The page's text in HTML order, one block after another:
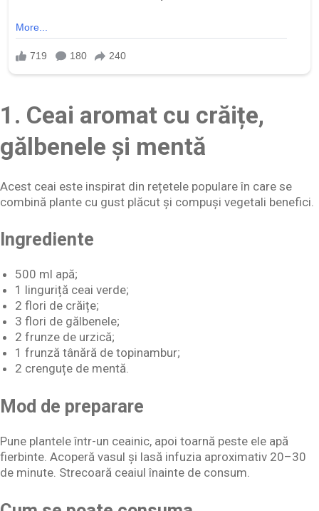
1. Ceai aromat cu crăițe,
gălbenele și mentă
Acest ceai este inspirat din rețetele populare în care se
combină plante cu gust plăcut și compuși vegetali benefici.
Ingrediente
500 ml apă;
1 linguriță ceai verde;
2 flori de crăițe;
3 flori de gălbenele;
2 frunze de urzică;
1 frunză tânără de topinambur;
2 crenguțe de mentă.
Mod de preparare
Pune plantele într-un ceainic, apoi toarnă peste ele apă
fierbinte. Acoperă vasul și lasă infuzia aproximativ 20–30
de minute. Strecoară ceaiul înainte de consum.